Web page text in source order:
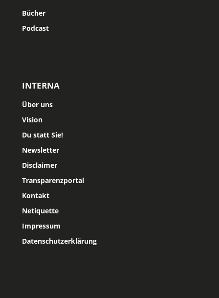
Bücher
Podcast
INTERNA
Über uns
Vision
Du statt Sie!
Newsletter
Disclaimer
Transparenzportal
Kontakt
Netiquette
Impressum
Datenschutzerklärung